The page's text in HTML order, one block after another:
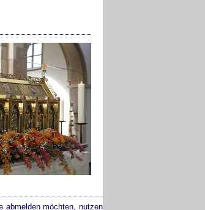
abmelden möchten, nutzen